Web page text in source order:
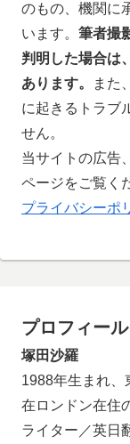
のもの、機関に
います。 筆者撮
判明した場合は
あります。
また
に起きるトラブ
せん。
当サイトの広告
ページをご覧く
プライバシーポ
プロフィール
塚田沙羅
1988年生まれ、
在ロンドン在住
ライター／英日